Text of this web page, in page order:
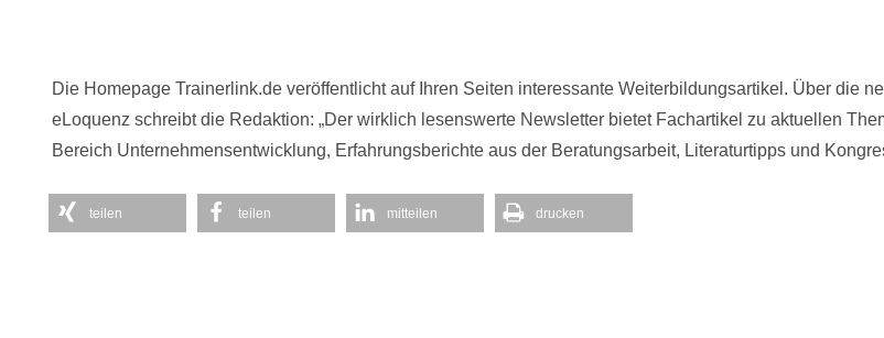
Die Homepage Trainerlink.de veröffentlicht auf Ihren Seiten interessante Weiterbildungsartikel. Über die
eLoquenz schreibt die Redaktion: „Der wirklich lesenswerte Newsletter bietet Fachartikel zu aktuellen
Bereich Unternehmensentwicklung, Erfahrungsberichte aus der Beratungsarbeit, Literaturtipps und
teilen teilen mitteilen drucken